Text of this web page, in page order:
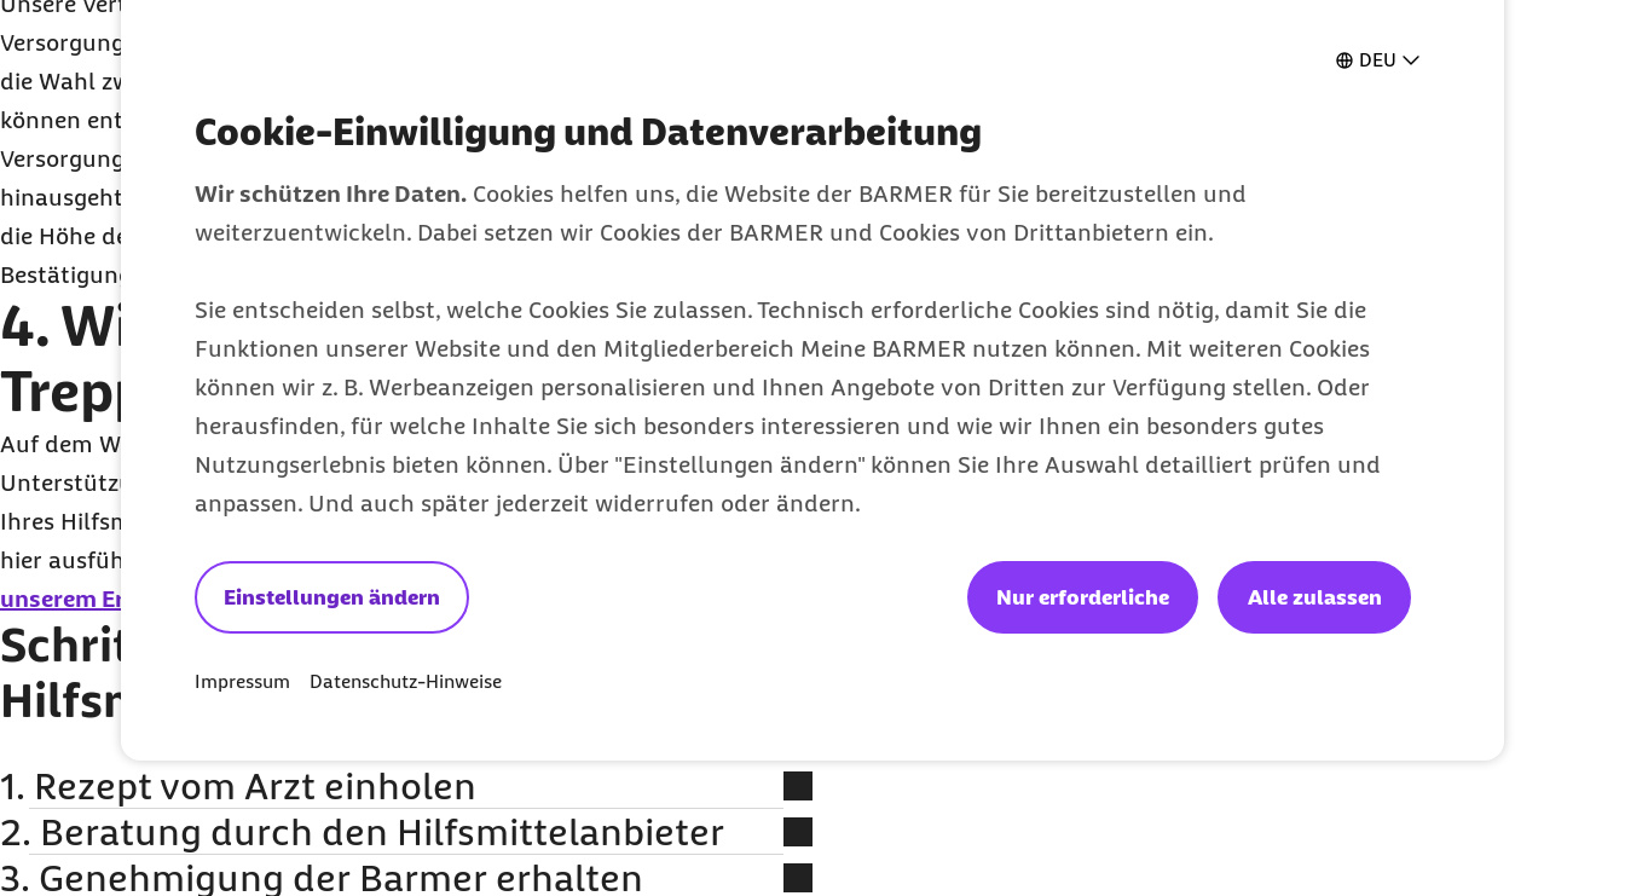
DEU
Cookie-Einwilligung und Datenverarbeitung
Wir schützen Ihre Daten. Cookies helfen uns, die Website der BARMER für Sie bereitzustellen und
weiterzuentwickeln. Dabei setzen wir Cookies der BARMER und Cookies von Drittanbietern ein.
Sie entscheiden selbst, welche Cookies Sie zulassen. Technisch erforderliche Cookies sind nötig, damit Sie die
Funktionen unserer Website und den Mitgliederbereich Meine BARMER nutzen können. Mit weiteren Cookies
können wir z. B. Werbeanzeigen personalisieren und Ihnen Angebote von Dritten zur Verfügung stellen. Oder
herausfinden, für welche Inhalte Sie sich besonders interessieren und wie wir Ihnen ein besonders gutes
Nutzungserlebnis bieten können. Über "Einstellungen ändern" können Sie Ihre Auswahl detailliert prüfen und
anpassen. Und auch später jederzeit widerrufen oder ändern.
Einstellungen ändern Nur erforderliche Alle zulassen
Impressum Datenschutz-Hinweise
Versorgung ohne Mehrkosten anzubieten. Hierbei haben Sie in der Regel
die Wahl zwischen mindestens zwei geeigneten Produkten. Mehrkosten
können entstehen, wenn Sie sich nach der Beratung bewusst für eine
Versorgung entscheiden, die über die medizinisch notwendige Versorgung
hinausgeht. Falls Sie dies wünschen, wird Sie Ihr Anbieter im Vorfeld über
die Höhe der Mehrkosten informieren und sich eine schriftliche
Bestätigung von Ihnen geben lassen.
4. Wie erhalte ich eine
Treppensteighilfe?
Auf dem Weg zu Ihrem Hilfsmittel erhalten Sie von vielen Seiten
Unterstützung – von der Barmer, Ihrer Arztpraxis sowie dem Anbieter
Ihres Hilfsmittels. Den Weg zu Ihrer Treppensteighilfe erläutern wir Ihnen
hier ausführlich. Zusätzlich können Sie sich die einzelnen Schritte auch
unserem Erklärvideoansehen.
Schritt für Schritt zum gewünschten
Hilfsmittel
1. Rezept vom Arzt einholen
In der Regel werden Sie im Krankenhaus oder in Ihrer Arztpraxis ausführlich bezüglich Ihrer
Versorgungssituation und den Behandlungsmöglichkeiten beraten. Der Arzt stellt Ihnen im
Anschluss ein entsprechendesRezeptaus.
2. Beratung durch den Hilfsmittelanbieter
Ihr Hilfsmittelanbieter bespricht mit Ihnen, welches Produkt/welche
3. Genehmigung der Barmer erhalten